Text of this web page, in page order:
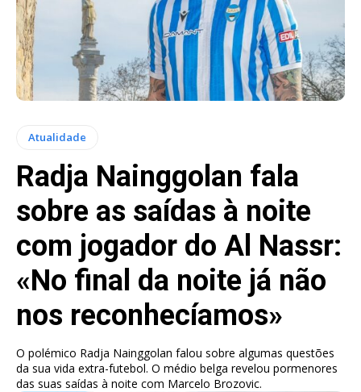
Atualidade
Radja Nainggolan fala
sobre as saídas à noite
com jogador do Al Nassr:
«No final da noite já não
nos reconhecíamos»
O polémico Radja Nainggolan falou sobre algumas questões
da sua vida extra-futebol. O médio belga revelou pormenores
das suas saídas à noite com Marcelo Brozovic.